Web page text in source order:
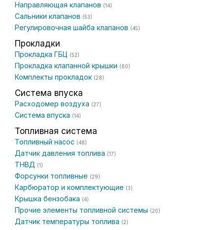
Направляющая клапанов (14)
Сальники клапанов (53)
Регулировочная шайба клапанов (45)
Прокладки
Прокладка ГБЦ (52)
Прокладка клапанной крышки (60)
Комплекты прокладок (28)
Система впуска
Расходомер воздуха (27)
Система впуска (14)
Топливная система
Топливный насос (48)
Датчик давления топлива (17)
ТНВД (1)
Форсунки топливные (29)
Карбюратор и комплектующие (3)
Крышка бензобака (4)
Прочие элементы топливной системы (20)
Датчик температуры топлива (2)